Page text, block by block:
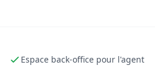
Espace back-office pour l'agent